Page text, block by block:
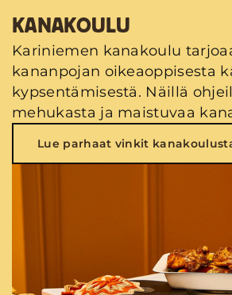
KANAKOULU
Kariniemen kanakoulu
kananpojan oikeaoppisesta
kypsentämisestä. Näillä
mehukasta ja maistuvaa
Lue parhaat vinkit